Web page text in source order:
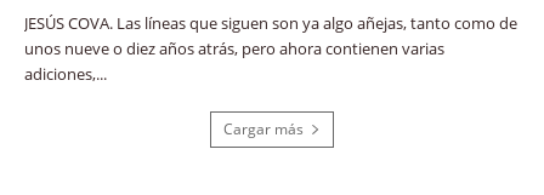
JESÚS COVA. Las líneas que siguen son ya algo añejas, tanto como de
unos nueve o diez años atrás, pero ahora contienen varias
adiciones,...
Cargar más